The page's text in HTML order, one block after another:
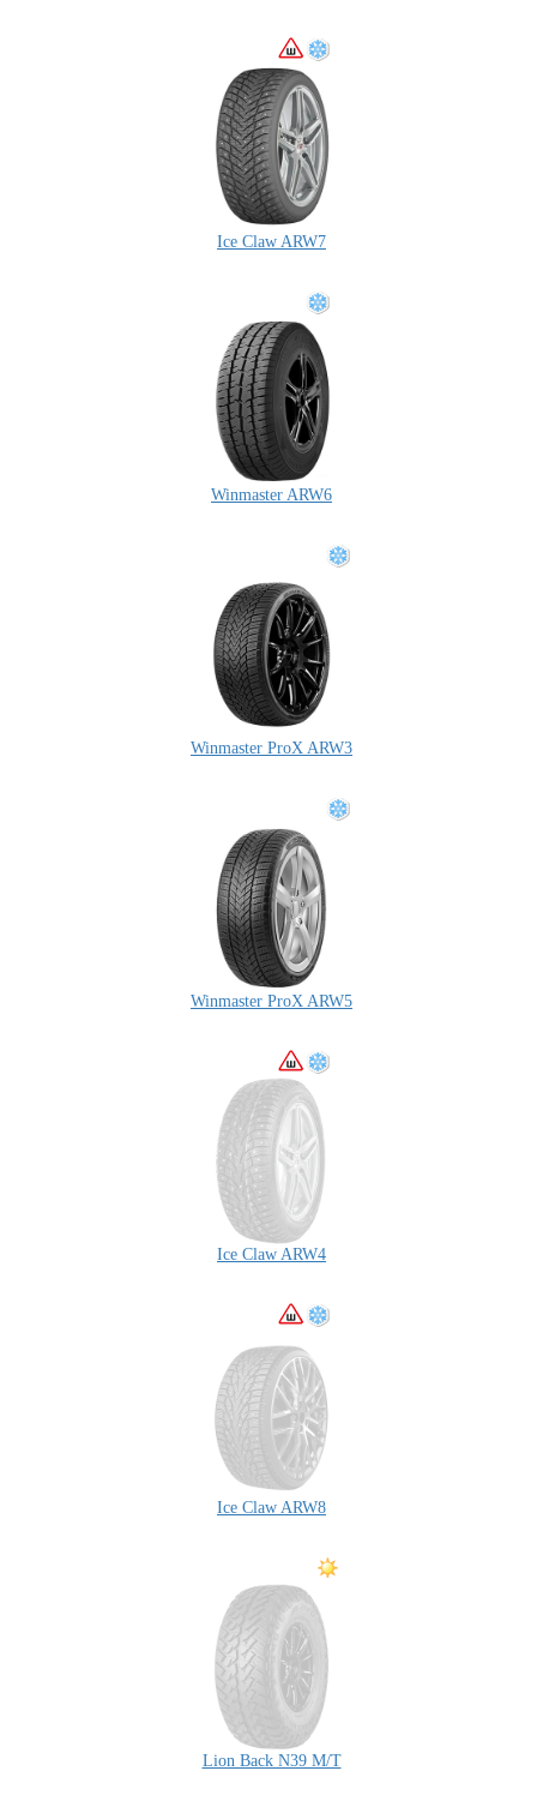
Ice Claw ARW7
Winmaster ARW6
Winmaster ProX ARW3
Winmaster ProX ARW5
Ice Claw ARW4
Ice Claw ARW8
Lion Back N39 M/T